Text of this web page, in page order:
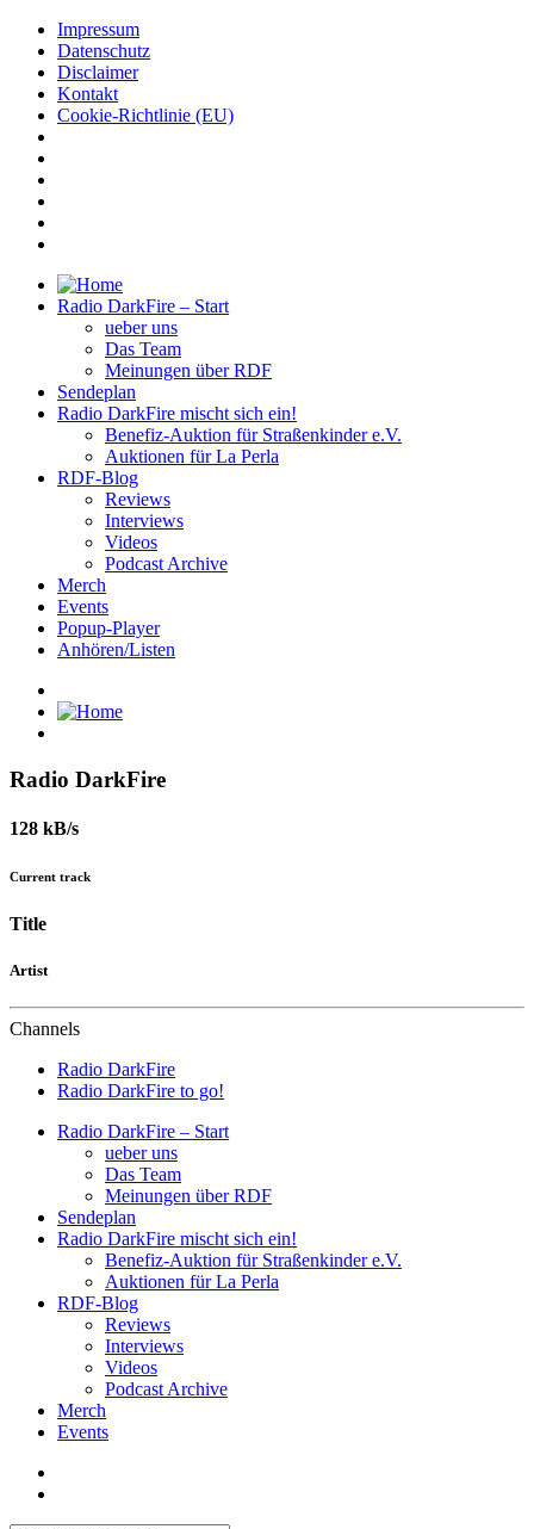
Impressum
Datenschutz
Disclaimer
Kontakt
Cookie-Richtlinie (EU)
Radio DarkFire – Start
ueber uns
Das Team
Meinungen über RDF
Sendeplan
Radio DarkFire mischt sich ein!
Benefiz-Auktion für Straßenkinder e.V.
Auktionen für La Perla
RDF-Blog
Reviews
Interviews
Videos
Podcast Archive
Merch
Events
Popup-Player
Anhören/Listen
Radio DarkFire
128 kB/s
Current track
Title
Artist
Channels
Radio DarkFire
Radio DarkFire to go!
Radio DarkFire – Start
ueber uns
Das Team
Meinungen über RDF
Sendeplan
Radio DarkFire mischt sich ein!
Benefiz-Auktion für Straßenkinder e.V.
Auktionen für La Perla
RDF-Blog
Reviews
Interviews
Videos
Podcast Archive
Merch
Events